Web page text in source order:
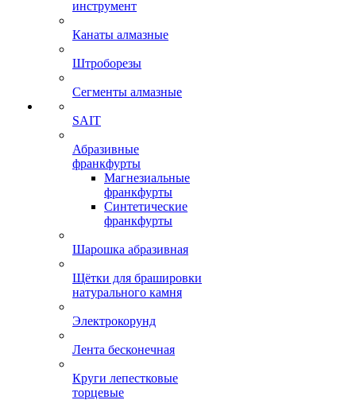
инструмент
Канаты алмазные
Штроборезы
Сегменты алмазные
SAIT
Абразивные
франкфурты
Магнезиальные
франкфурты
Синтетические
франкфурты
Шарошка абразивная
Щётки для брашировки
натурального камня
Электрокорунд
Лента бесконечная
Круги лепестковые
торцевые